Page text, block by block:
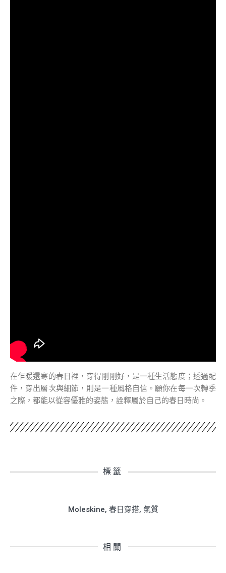
在乍暖還寒的春日裡，穿得剛剛好，是一種生活態度；透過配
件，穿出層次與細節，則是一種風格自信。願你在每一次轉季
之際，都能以從容優雅的姿態，詮釋屬於自己的春日時尚。
標籤
Moleskine, 春日穿搭, 氣質
相關